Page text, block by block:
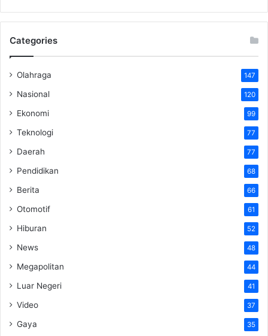
Categories
Olahraga 147
Nasional 120
Ekonomi 99
Teknologi 77
Daerah 77
Pendidikan 68
Berita 66
Otomotif 61
Hiburan 52
News 48
Megapolitan 44
Luar Negeri 41
Video 37
Gaya 35